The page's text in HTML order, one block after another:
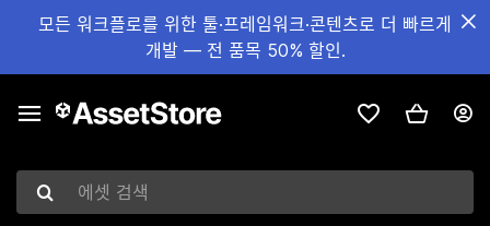
모든 워크플로를 위한 툴·프레임워크·콘텐츠로 더 빠르게
개발 — 전 품목 50% 할인.
에셋 검색